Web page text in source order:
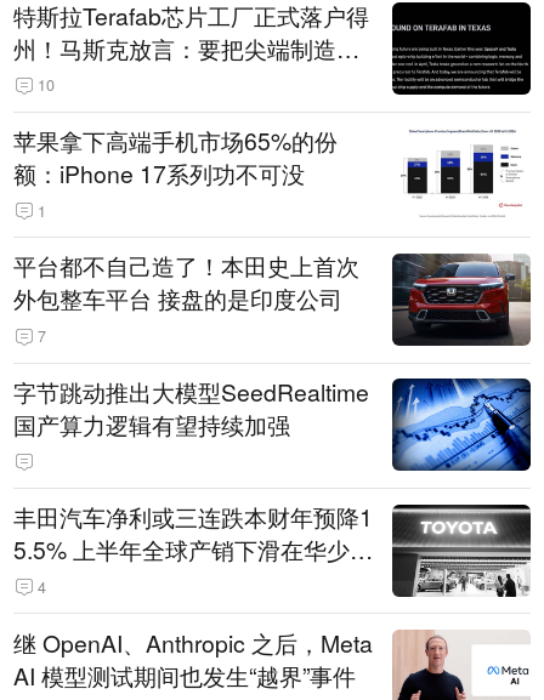
特斯拉Terafab芯片工厂正式落户得
州！马斯克放言：要把尖端制造带
回美国
10
苹果拿下高端手机市场65%的份
额：iPhone 17系列功不可没
1
平台都不自己造了！本田史上首次
外包整车平台 接盘的是印度公司
7
字节跳动推出大模型SeedRealtime
国产算力逻辑有望持续加强
丰田汽车净利或三连跌本财年预降1
5.5% 上半年全球产销下滑在华少卖
14.3万辆
4
继 OpenAI、Anthropic 之后，Meta
AI 模型测试期间也发生“越界”事件